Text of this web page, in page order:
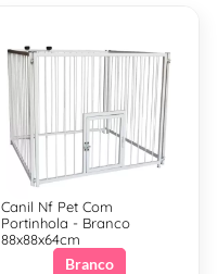
Canil Nf Pet Com
Portinhola - Branco
88x88x64cm
Branco